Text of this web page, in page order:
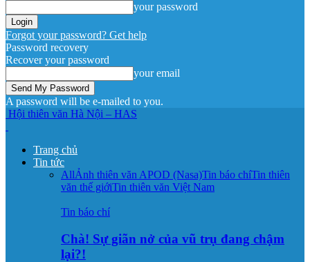
your password
Forgot your password? Get help
Password recovery
Recover your password
your email
A password will be e-mailed to you.
Hội thiên văn Hà Nội – HAS
Trang chủ
Tin tức
AllẢnh thiên văn APOD (Nasa)Tin báo chíTin thiên
văn thế giớiTin thiên văn Việt Nam
Tin báo chí
Chà! Sự giãn nở của vũ trụ đang chậm
lại?!